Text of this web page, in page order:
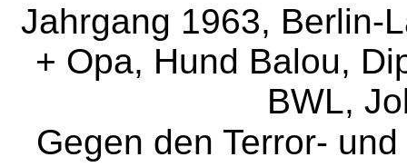
Jahrgang 1963, Berlin-
+ Opa, Hund Balou,
BWL,
Gegen den Terror-